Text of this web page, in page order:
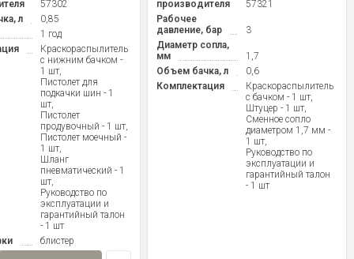
57302
л
0,85
1 год
Краскораспылитель
с нижним бачком -
1 шт,
Пистолет для
подкачки шин - 1
шт,
Пистолет
продувочный - 1 шт,
Пистолет моечный -
1 шт,
Шланг
пневматический - 1
шт,
Руководство по
эксплуатации и
гарантийный талон
- 1 шт
блистер
производителя
57321
Рабочее
давление, бар
3
Диаметр сопла,
мм
1,7
Объем бачка, л
0,6
Комплектация
Краскораспылитель
с бачком - 1 шт,
Штуцер - 1 шт,
Сменное сопло
диаметром 1,7 мм -
1 шт,
Руководство по
эксплуатации и
гарантийный талон
- 1 шт